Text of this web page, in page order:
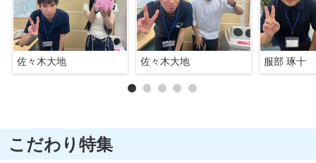
佐々木大地 佐々木大地 服部 琢十
こだわり特集